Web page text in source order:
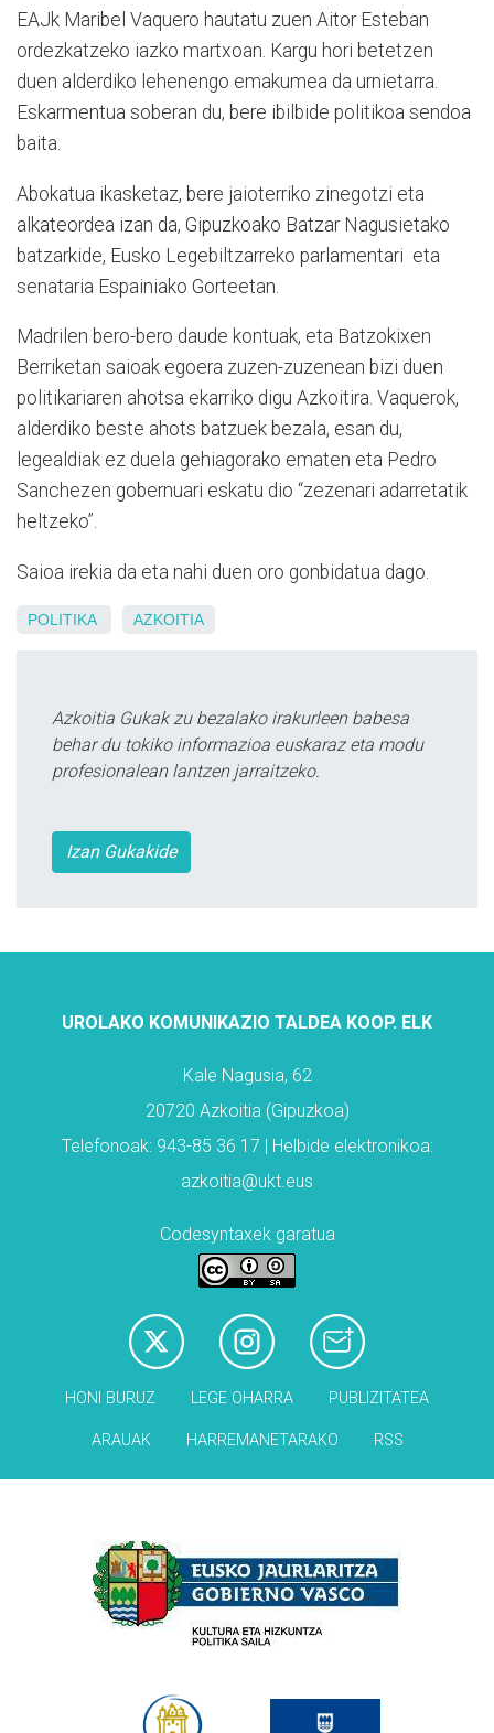
EAJk Maribel Vaquero hautatu zuen Aitor Esteban
ordezkatzeko iazko martxoan. Kargu hori betetzen
duen alderdiko lehenengo emakumea da urnietarra.
Eskarmentua soberan du, bere ibilbide politikoa sendoa
baita.
Abokatua ikasketaz, bere jaioterriko zinegotzi eta
alkateordea izan da, Gipuzkoako Batzar Nagusietako
batzarkide, Eusko Legebiltzarreko parlamentari eta
senataria Espainiako Gorteetan.
Madrilen bero-bero daude kontuak, eta Batzokixen
Berriketan saioak egoera zuzen-zuzenean bizi duen
politikariaren ahotsa ekarriko digu Azkoitira. Vaquerok,
alderdiko beste ahots batzuek bezala, esan du,
legealdiak ez duela gehiagorako ematen eta Pedro
Sanchezen gobernuari eskatu dio “zezenari adarretatik
heltzeko”.
Saioa irekia da eta nahi duen oro gonbidatua dago.
POLITIKA AZKOITIA
Azkoitia Gukak zu bezalako irakurleen babesa
behar du tokiko informazioa euskaraz eta modu
profesionalean lantzen jarraitzeko.
Izan Gukakide
UROLAKO KOMUNIKAZIO TALDEA KOOP. ELK
Kale Nagusia, 62
20720 Azkoitia (Gipuzkoa)
Telefonoak: 943-85 36 17 | Helbide elektronikoa:
azkoitia@ukt.eus
Codesyntaxek garatua
HONI BURUZ LEGE OHARRA PUBLIZITATEA
ARAUAK HARREMANETARAKO RSS